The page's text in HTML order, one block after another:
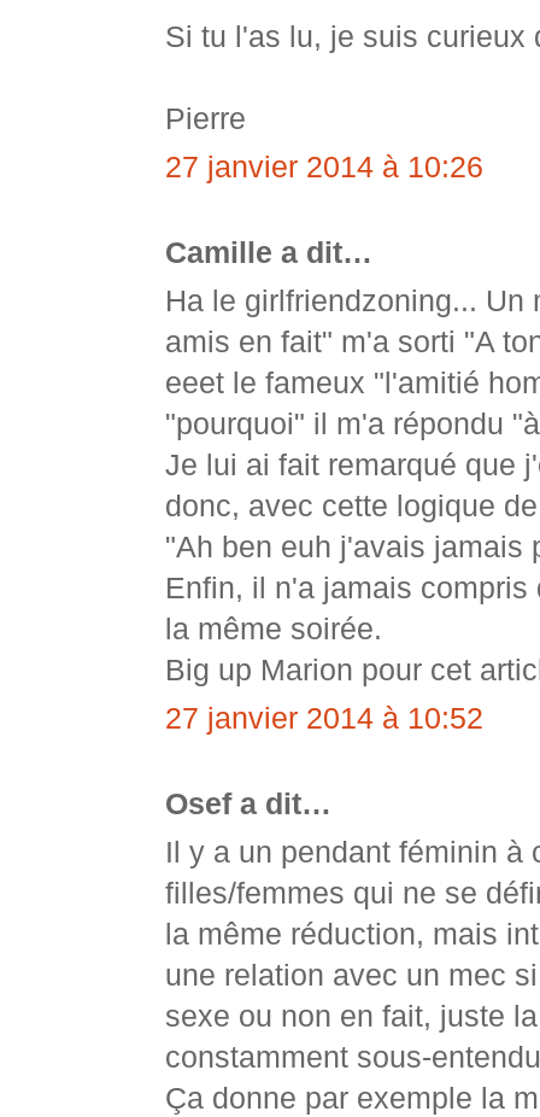
Si tu l'as lu, je suis curieux
Pierre
27 janvier 2014 à 10:26
Camille a dit…
Ha le girlfriendzoning...
amis en fait" m'a sorti "A
eeet le fameux "l'amitié
"pourquoi" il m'a répondu
Je lui ai fait remarqué que
donc, avec cette logique
"Ah ben euh j'avais jamais
Enfin, il n'a jamais
la même soirée.
Big up Marion pour cet
27 janvier 2014 à 10:52
Osef a dit…
Il y a un pendant féminin à
filles/femmes qui ne se
la même réduction, mais
une relation avec un mec
sexe ou non en fait, juste
constamment sous-
Ça donne par exemple la